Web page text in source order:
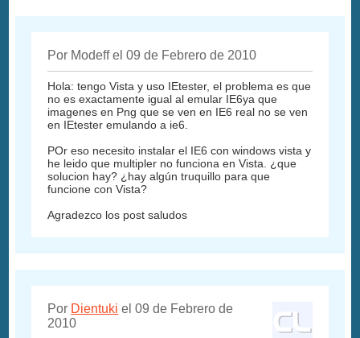
Por Modeff el 09 de Febrero de 2010
Hola: tengo Vista y uso IEtester, el problema es que
no es exactamente igual al emular IE6ya que
imagenes en Png que se ven en IE6 real no se ven
en IEtester emulando a ie6.
POr eso necesito instalar el IE6 con windows vista y
he leido que multipler no funciona en Vista. ¿que
solucion hay? ¿hay algún truquillo para que
funcione con Vista?
Agradezco los post saludos
Por Dientuki el 09 de Febrero de
2010